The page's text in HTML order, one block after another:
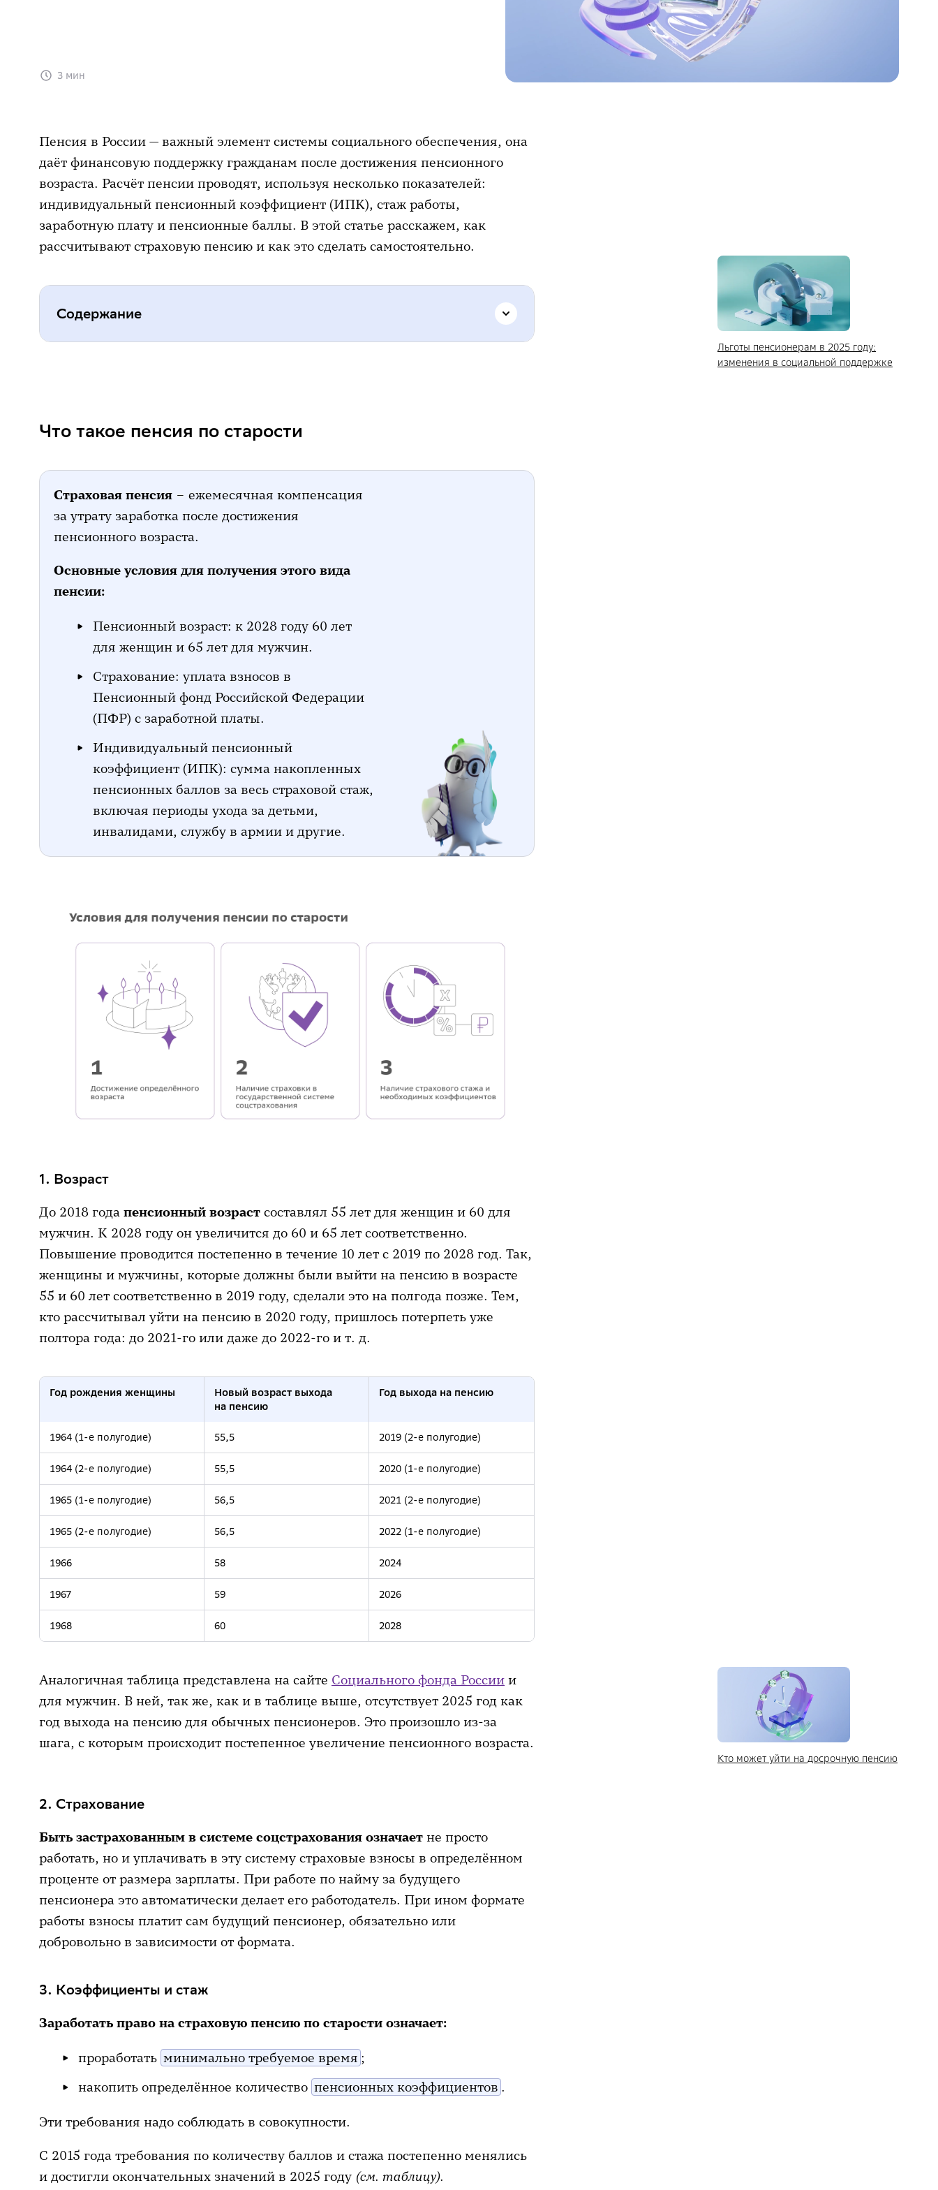
3 мин
Пенсия в России — важный элемент системы социального обеспечения, она
даёт финансовую поддержку гражданам после достижения пенсионного
возраста. Расчёт пенсии проводят, используя несколько показателей:
индивидуальный пенсионный коэффициент (ИПК), стаж работы,
заработную плату и пенсионные баллы. В этой статье расскажем, как
рассчитывают страховую пенсию и как это сделать самостоятельно.
Содержание
Как самому рассчитать пенсию
Льготы пенсионерам в 2025 году:
изменения в социальной поддержке
Что такое пенсия по старости
Страховая пенсия – ежемесячная компенсация
за утрату заработка после достижения
пенсионного возраста.
Основные условия для получения этого вида
пенсии:
Пенсионный возраст: к 2028 году 60 лет
для женщин и 65 лет для мужчин.
Страхование: уплата взносов в
Пенсионный фонд Российской Федерации
(ПФР) с заработной платы.
Индивидуальный пенсионный
коэффициент (ИПК): сумма накопленных
пенсионных баллов за весь страховой стаж,
включая периоды ухода за детьми,
инвалидами, службу в армии и другие.
1. Возраст
До 2018 года пенсионный возраст составлял 55 лет для женщин и 60 для
мужчин. К 2028 году он увеличится до 60 и 65 лет соответственно.
Повышение проводится постепенно в течение 10 лет с 2019 по 2028 год. Так,
женщины и мужчины, которые должны были выйти на пенсию в возрасте
55 и 60 лет соответственно в 2019 году, сделали это на полгода позже. Тем,
кто рассчитывал уйти на пенсию в 2020 году, пришлось потерпеть уже
полтора года: до 2021-го или даже до 2022-го и т. д.
Год рождения женщины
Новый возраст выхода
на пенсию
Год выхода на пенсию
1964 (1-е полугодие) 55,5 2019 (2-е полугодие)
1964 (2-е полугодие) 55,5 2020 (1-е полугодие)
1965 (1-е полугодие) 56,5 2021 (2-е полугодие)
1965 (2-е полугодие) 56,5 2022 (1-е полугодие)
1966 58 2024
1967 59 2026
1968 60 2028
Аналогичная таблица представлена на сайте Социального фонда России и
для мужчин. В ней, так же, как и в таблице выше, отсутствует 2025 год как
год выхода на пенсию для обычных пенсионеров. Это произошло из-за
шага, с которым происходит постепенное увеличение пенсионного возраста.
Кто может уйти на досрочную пенсию
2. Страхование
Быть застрахованным в системе соцстрахования означает не просто
работать, но и уплачивать в эту систему страховые взносы в определённом
проценте от размера зарплаты. При работе по найму за будущего
пенсионера это автоматически делает его работодатель. При ином формате
работы взносы платит сам будущий пенсионер, обязательно или
добровольно в зависимости от формата.
3. Коэффициенты и стаж
Заработать право на страховую пенсию по старости означает:
проработать минимально требуемое время ;
накопить определённое количество пенсионных коэффициентов .
Эти требования надо соблюдать в совокупности.
С 2015 года требования по количеству баллов и стажа постепенно менялись
и достигли окончательных значений в 2025 году (см. таблицу).